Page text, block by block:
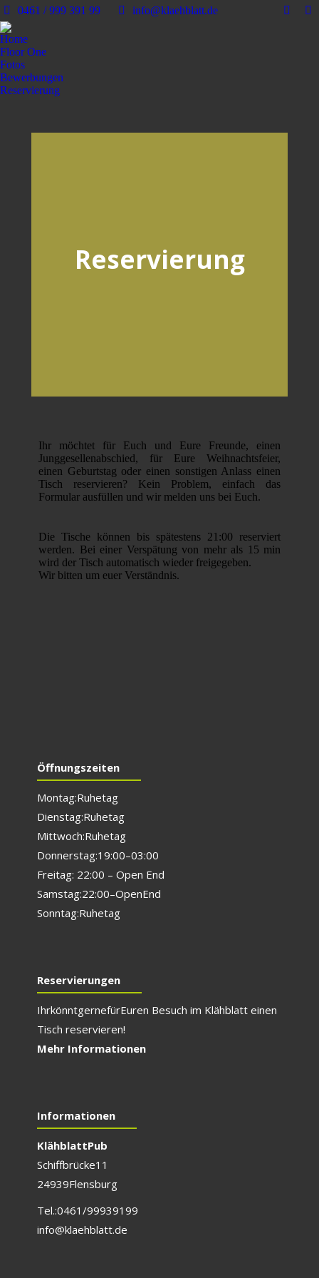
0461 / 999 391 99 info@klaehblatt.de
Home
Floor One
Fotos
Bewerbungen
Reservierung
Reservierung
Ihr möchtet für Euch und Eure Freunde, einen
Junggesellenabschied, für Eure Weihnachtsfeier,
einen Geburtstag oder einen sonstigen Anlass einen
Tisch reservieren? Kein Problem, einfach das
Formular ausfüllen und wir melden uns bei Euch.
Die Tische können bis spätestens 21:00 reserviert
werden. Bei einer Verspätung von mehr als 15 min
wird der Tisch automatisch wieder freigegeben.
Wir bitten um euer Verständnis.
Öffnungszeiten
Montag: Ruhetag
Dienstag: Ruhetag
Mittwoch: Ruhetag
Donnerstag: 19:00 – 03:00
Freitag: 22:00 – Open End
Samstag: 22:00 – Open End
Sonntag: Ruhetag
Reservierungen
Ihr könnt gerne für Euren Besuch im Klähblatt einen
Tisch reservieren!
Mehr Informationen
Informationen
Klähblatt Pub
Schiffbrücke 11
24939 Flensburg
Tel.: 0461/999 391 99
info@klaehblatt.de